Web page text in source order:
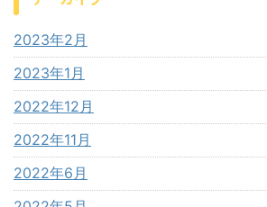
2023年2月
2023年1月
2022年12月
2022年11月
2022年6月